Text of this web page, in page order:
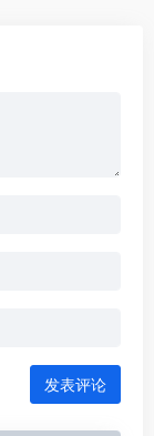
发表评论